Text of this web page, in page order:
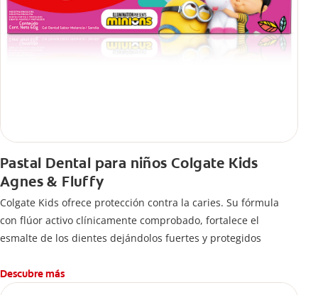
Pastal Dental para niños Colgate Kids
Agnes & Fluffy
Colgate Kids ofrece protección contra la caries. Su fórmula
con flúor activo clínicamente comprobado, fortalece el
esmalte de los dientes dejándolos fuertes y protegidos
Descubre más